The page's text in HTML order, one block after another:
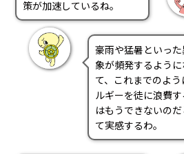
PRA原則
Q & A
English
瑞姆亜
Rim
策が加速しているね。
豪雨や猛暑といっ
象が頻発するように
て、これまでのよう
ルギーを徒に浪費す
はもうできないの
て実感するわ。